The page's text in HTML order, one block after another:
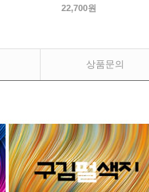
22,700원
상품문의